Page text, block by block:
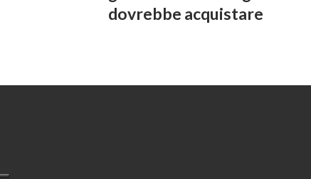
dovrebbe acquistare